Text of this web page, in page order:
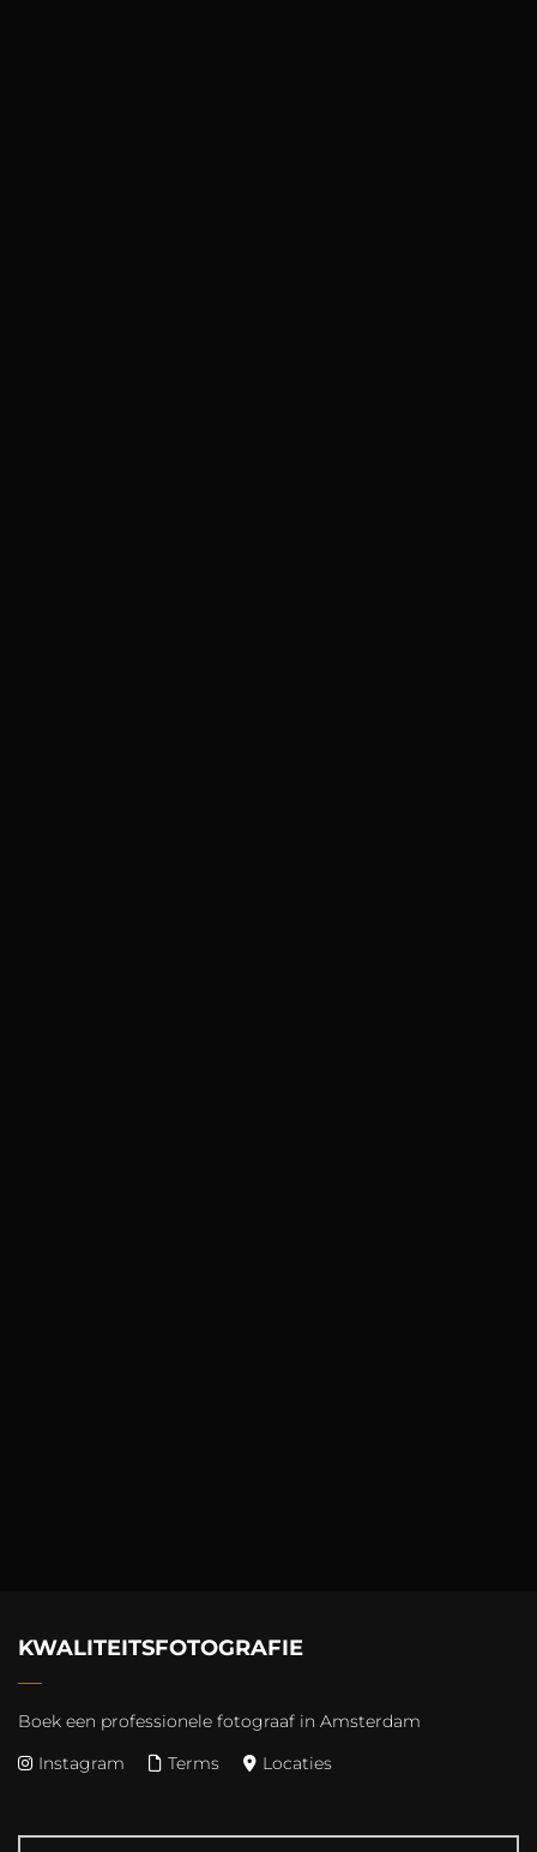
KWALITEITSFOTOGRAFIE
Boek een professionele fotograaf in Amsterdam
Instagram
Terms Locaties